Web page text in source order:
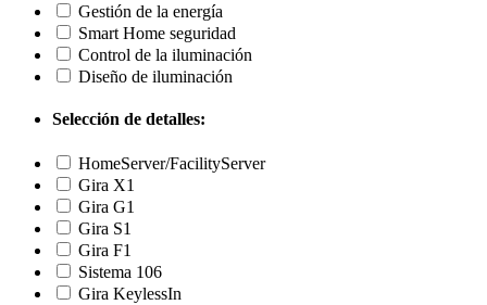
Gestión de la energía
Smart Home seguridad
Control de la iluminación
Diseño de iluminación
Selección de detalles:
HomeServer/FacilityServer
Gira X1
Gira G1
Gira S1
Gira F1
Sistema 106
Gira KeylessIn